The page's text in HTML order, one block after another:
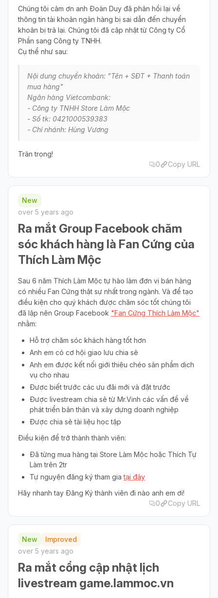
Chúng tôi cảm ơn anh Đoàn Duy đã phản hồi lại về
thông tin tài khoản ngân hàng bị sai dẫn đến chuyển
khoản bị trả lại. Chúng tôi đã cập nhật từ Công ty Cổ
Phần sang Công ty TNHH.
Cụ thể như sau:
Nội dung chuyển khoản: "Tên + SĐT + Thanh toán
mua hàng"
Ngân hàng Vietcombank:
- Công ty TNHH Store Làm Mộc
- Số tk: 0421000539383
- Chí nhánh: Hùng Vương
Trân trọng!
0
Copy URL
New
over 5 years ago
Ra mắt Group Facebook chăm
sóc khách hàng là Fan Cứng của
Thích Làm Mộc
Sau 6 năm Thích Làm Mộc tự hào làm đơn vị bán hàng
có nhiều Fan Cứng thật sự nhất trong ngành. Và để tạo
điều kiện cho quý khách được chăm sóc tốt chúng tôi
đã lập nên Group Facebook "Fan Cứng Thích Làm Mộc"
nhằm:
Hỗ trợ chăm sóc khách hàng tốt hơn
Anh em có cơ hội giao lưu chia sẻ
Anh em được kết nối giới thiệu chéo sản phẩm dịch
vụ cho nhau
Được biết trước các ưu đãi mới và đặt trước
Được livestream chia sẻ từ Mr.Vinh các vấn đề về
phát triển bản thân và xây dựng doanh nghiệp
Được chia sẻ tài liệu học tập
Điều kiện để trở thành thành viên:
Đã từng mua hàng tại Store Làm Mộc hoặc Thích Tự
Làm trên 2tr
Tự nguyện đăng ký tham giatại đây
Hãy nhanh tay Đăng Ký thành viên đi nào anh em ơi!
0
Copy URL
New
Improved
over 5 years ago
Ra mắt cổng cập nhật lịch
livestream game.lammoc.vn